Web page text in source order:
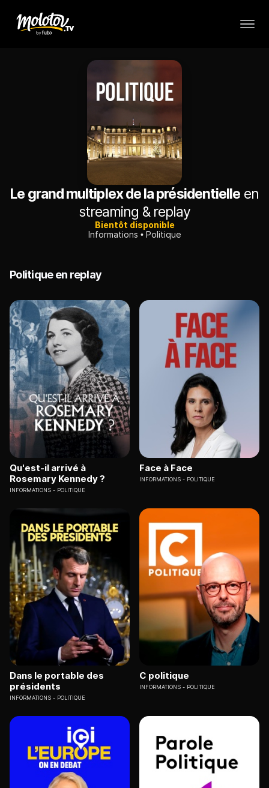
Le grand multiplex de la présidentielle en
streaming & replay
Bientôt disponible
Informations
Politique
Politique en replay
Qu'est-il arrivé à
Rosemary Kennedy ?
INFORMATIONS POLITIQUE
Face à Face
INFORMATIONS POLITIQUE
Dans le portable des
présidents
INFORMATIONS POLITIQUE
C politique
INFORMATIONS POLITIQUE